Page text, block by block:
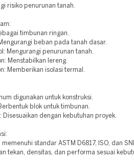
risiko penurunan tanah.
timbunan ringan.
beban pada tanah dasar.
Mengurangi penurunan tanah.
Menstabilkan lereng.
Memberikan isolasi termal.
digunakan untuk konstruksi.
blok untuk timbunan.
Disesuaikan dengan kebutuhan proyek.
standar ASTM D6817, ISO, dan
tekan, densitas, dan performa sesuai